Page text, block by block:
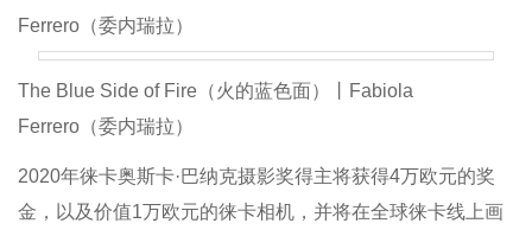
Ferrero（委内瑞拉）
The Blue Side of Fire（火的蓝色面）丨Fabiola
Ferrero（委内瑞拉）
2020年徕卡奥斯卡·巴纳克摄影奖得主将获得4万欧元的奖
金，以及价值1万欧元的徕卡相机，并将在全球徕卡线上画